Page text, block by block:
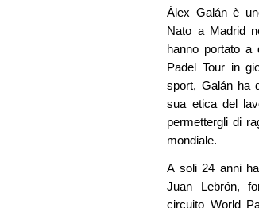
Álex Galán è
Nato a Madrid
hanno portato a
Padel Tour in
sport, Galán ha
sua etica del
permettergli di
mondiale.
A soli 24 anni
Juan Lebrón,
circuito World